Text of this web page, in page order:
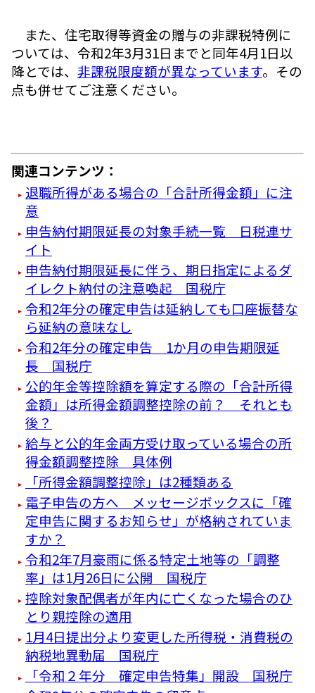
また、住宅取得等資金の贈与の非課税特例に
ついては、令和2年3月31日までと同年4月1日以
降とでは、 非課税限度額が異なっています。その
点も併せてご注意ください。
関連コンテンツ：
退職所得がある場合の「合計所得金額」に注
意
申告納付期限延長の対象手続一覧 日税連サ
イト
申告納付期限延長に伴う、期日指定によるダ
イレクト納付の注意喚起 国税庁
令和2年分の確定申告は延納しても口座振替な
ら延納の意味なし
令和2年分の確定申告 1か月の申告期限延
長 国税庁
公的年金等控除額を算定する際の「合計所得
金額」は所得金額調整控除の前？ それとも
後？
給与と公的年金両方受け取っている場合の所
得金額調整控除 具体例
「所得金額調整控除」は2種類ある
電子申告の方へ メッセージボックスに「確
定申告に関するお知らせ」が格納されていま
すか？
令和2年7月豪雨に係る特定土地等の「調整
率」は1月26日に公開 国税庁
控除対象配偶者が年内に亡くなった場合のひ
とり親控除の適用
1月4日提出分より変更した所得税・消費税の
納税地異動届 国税庁
「令和２年分 確定申告特集」開設 国税庁